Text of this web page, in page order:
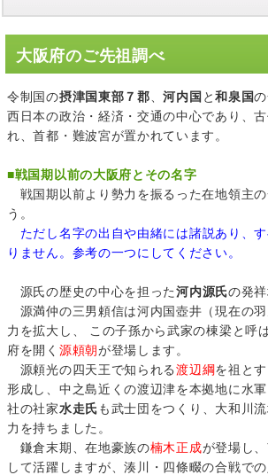
大阪府のご先祖調べ
令制国の摂津国東部７郡 、河内国 と和泉国
西日本の政治・経済・交通の中心であり、
れ、首都・難波宮が置かれています。
■戦国期以前の大阪府とその名字
戦国期以前より勢力を振るった在地領主
う。
ただし名字の出自や由緒には諸説あり、
りません。参考の一つにしてください。
源氏の歴史の中心を担った河内源氏の発祥
源満仲の三男頼信は河内国壺井（現在の
力を拡大し、 この子孫から武家の棟梁と呼
府を開く 源頼朝が登場します。
源頼光の四天王で知られる渡辺綱を祖とす
形成し、中之島近くの渡辺津を本拠地に水
社の社家水走氏も武士団をつくり、大和川
力を持ちました。
鎌倉末期、在地豪族の楠木正成が登場し
して活躍しますが、湊川・四條畷の合戦で